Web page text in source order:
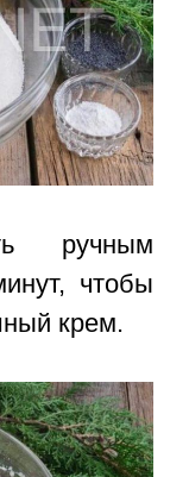
ручным
чтобы
крем.